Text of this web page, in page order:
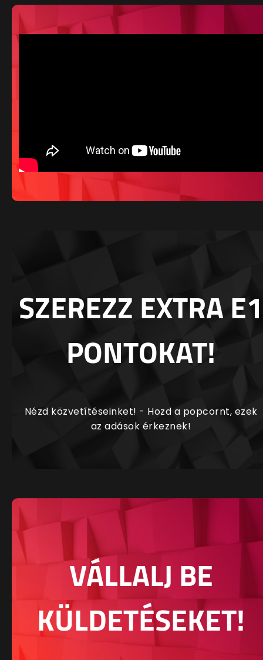
SZEREZZ EXTRA E1
PONTOKAT!
Nézd közvetítéseinket! - Hozd a popcornt, ezek
az adások érkeznek!
VÁLLALJ BE
KÜLDETÉSEKET!